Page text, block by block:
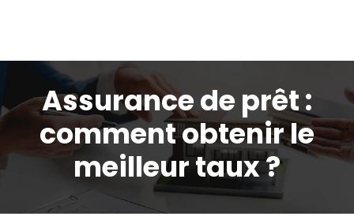
Assurance de prêt :
comment obtenir le
meilleur taux ?